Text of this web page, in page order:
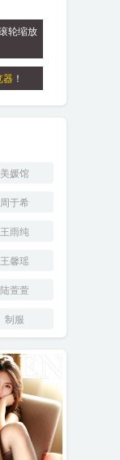
轮缩放
器 ！
美媛馆
周于希
王雨纯
王馨瑶
陆萱萱
制服